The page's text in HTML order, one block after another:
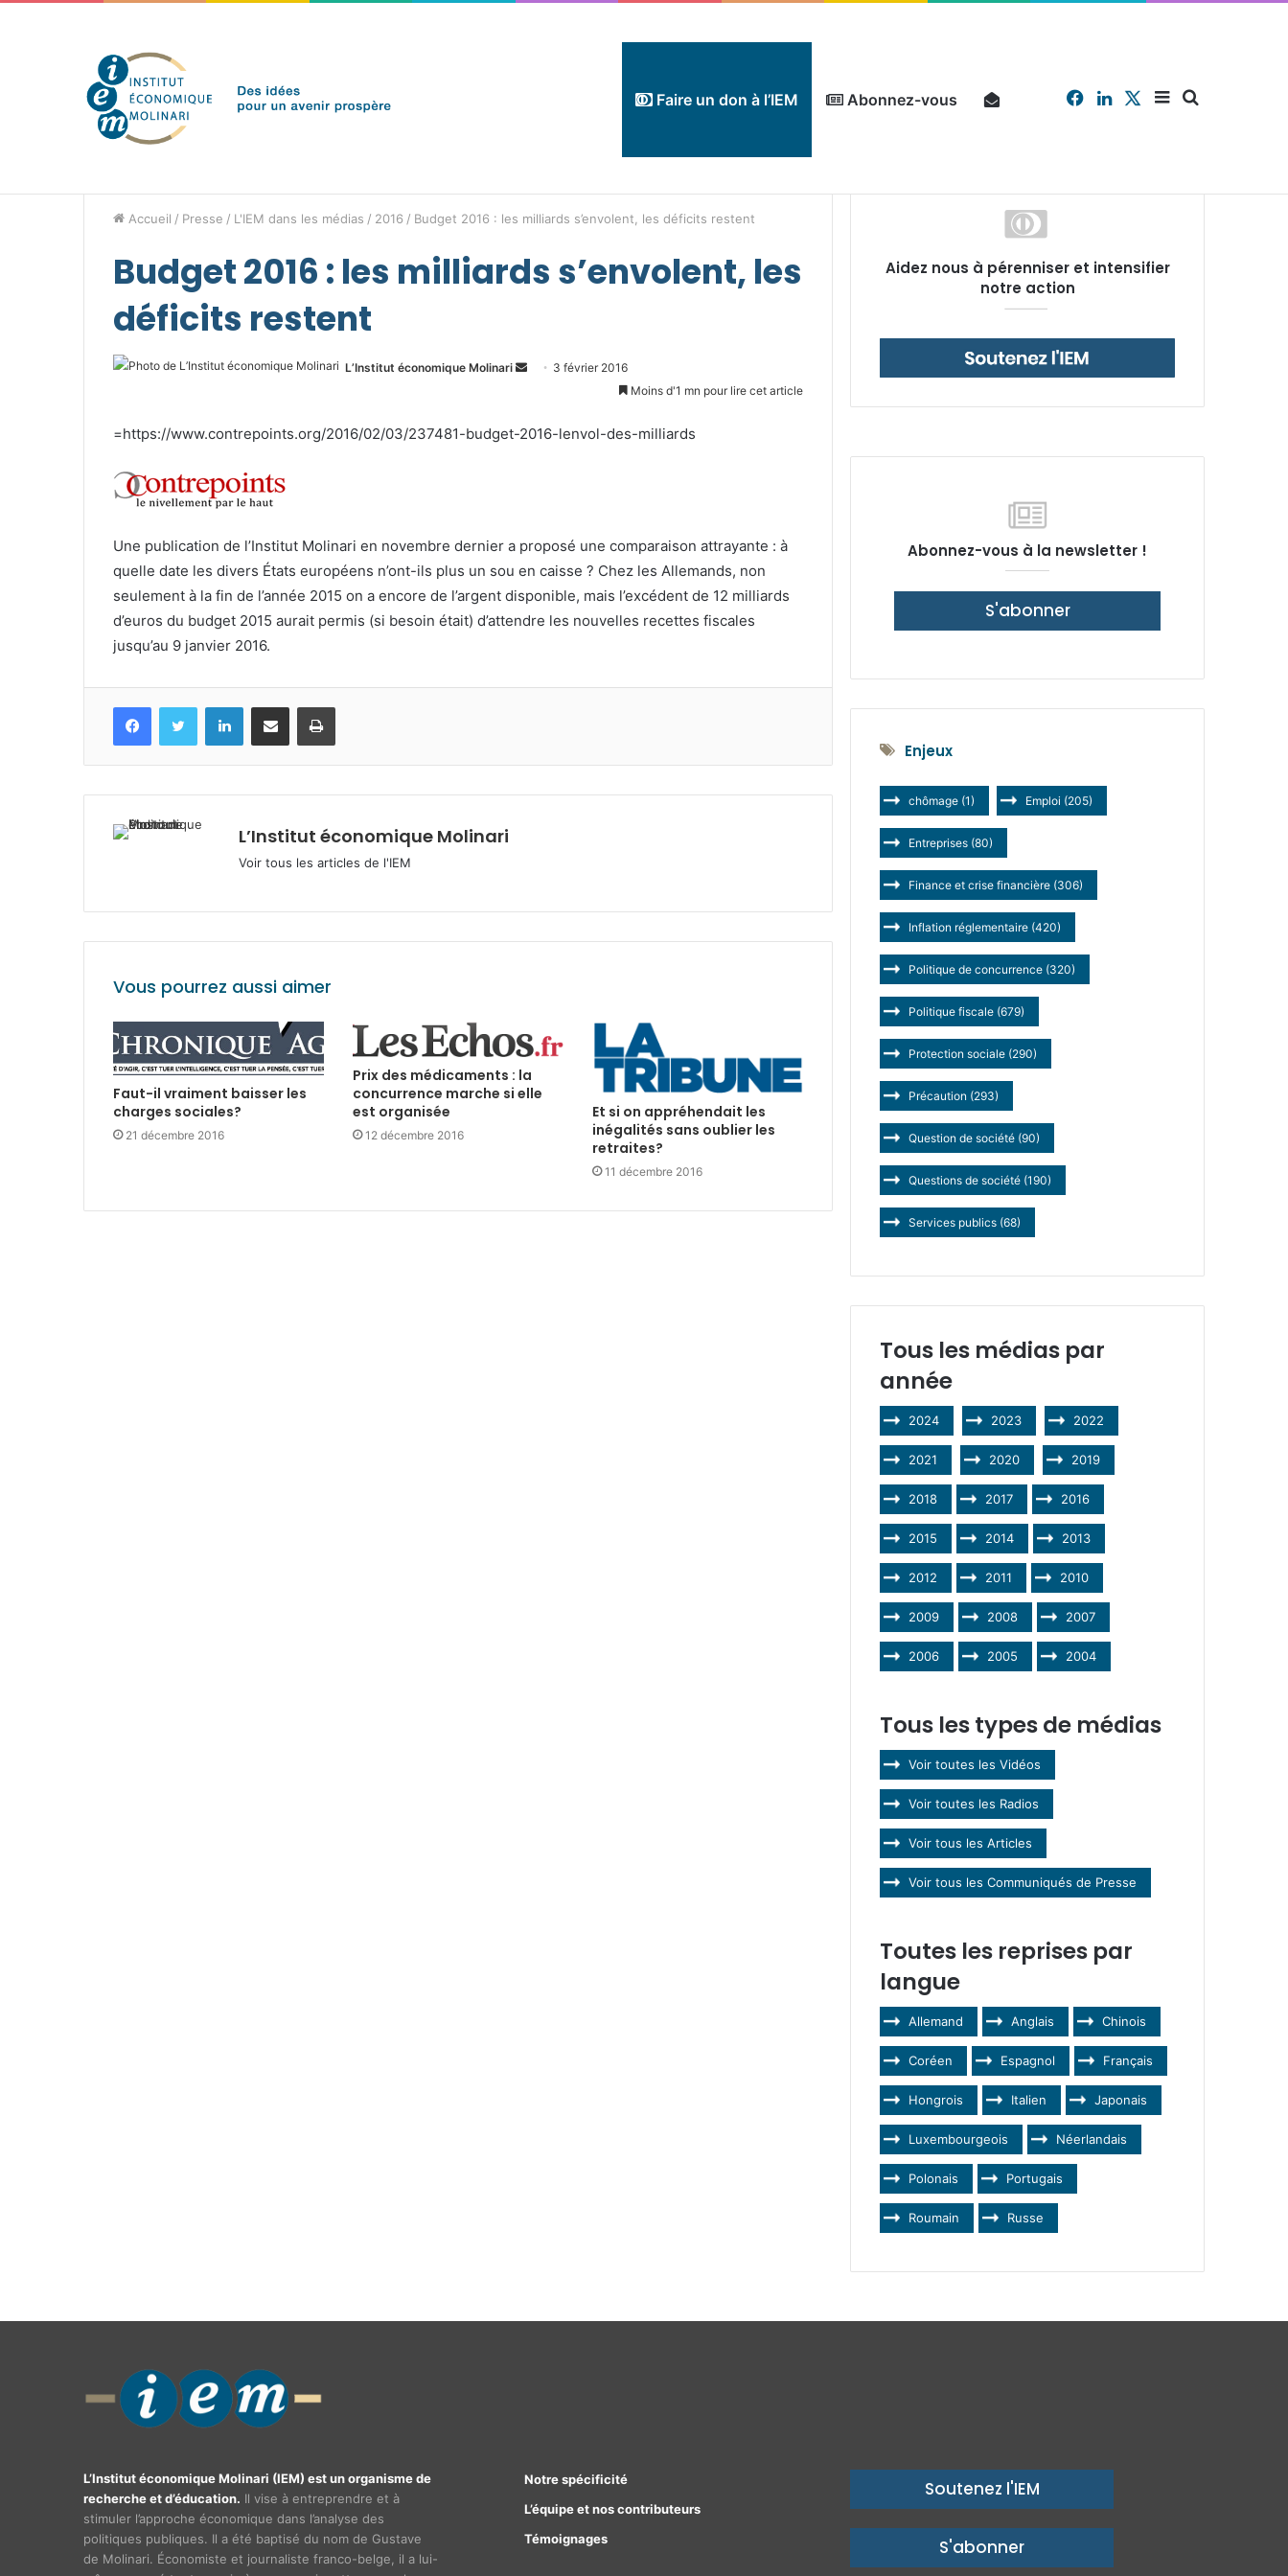
Faire un don à l’IEM Abonnez-vous Sidebar
X
Linkedin
Facebook
Accueil / Presse / L'IEM dans les médias / 2016 / Budget 2016 : les milliards s’envolent, les déficits restent
Budget 2016 : les milliards s’envolent, les
déficits restent
L’Institut économique Molinari
Envoyer3 février 2016
Moins d'1 mn pour lire cet article
=https://www.contrepoints.org/2016/02/03/237481-budget-2016-lenvol-des-milliards
Une publication de l’Institut Molinari en novembre dernier a proposé une comparaison attrayante : à
quelle date les divers États européens n’ont-ils plus un sou en caisse ? Chez les Allemands, non
seulement à la fin de l’année 2015 on a encore de l’argent disponible, mais l’excédent de 12 milliards
d’euros du budget 2015 aurait permis (si besoin était) d’attendre les nouvelles recettes fiscales
jusqu’au 9 janvier 2016.
FacebookTwitter LinkedinPartagez par mail Imprimez
L’Institut économique Molinari
Voir tous les articles de l'IEM
Vous pourrez aussi aimer
Faut-il vraiment baisser les
charges sociales?
21 décembre 2016
Prix des médicaments : la
concurrence marche si elle
est organisée
12 décembre 2016
Et si on appréhendait les
inégalités sans oublier les
retraites?
11 décembre 2016
Aidez nous à pérenniser et intensifier
notre action
Abonnez-vous à la newsletter !
S'abonner
Enjeux
chômage (1) Emploi (205)
Entreprises (80)
Finance et crise financière (306)
Inflation réglementaire (420)
Politique de concurrence (320)
Politique fiscale (679)
Protection sociale (290)
Précaution (293)
Question de société (90)
Questions de société (190)
Services publics (68)
Tous les médias par
année
2024 2023 2022
2021 2020 2019
2018 2017 2016
2015 2014 2013
2012 2011 2010
2009 2008 2007
2006 2005 2004
Tous les types de médias
Voir toutes les Vidéos
Voir toutes les Radios
Voir tous les Articles
Voir tous les Communiqués de Presse
Toutes les reprises par
langue
Allemand Anglais Chinois
Coréen Espagnol Français
Hongrois Italien Japonais
Luxembourgeois Néerlandais
Polonais Portugais
Roumain Russe
L’Institut économique Molinari (IEM) est un organisme de
recherche et d’éducation. Il vise à entreprendre et à
stimuler l’approche économique dans l’analyse des
politiques publiques. Il a été baptisé du nom de Gustave
de Molinari. Économiste et journaliste franco-belge, il a lui-
Notre spécificité
L’équipe et nos contributeurs
Témoignages
Soutenez l'IEM
S'abonner